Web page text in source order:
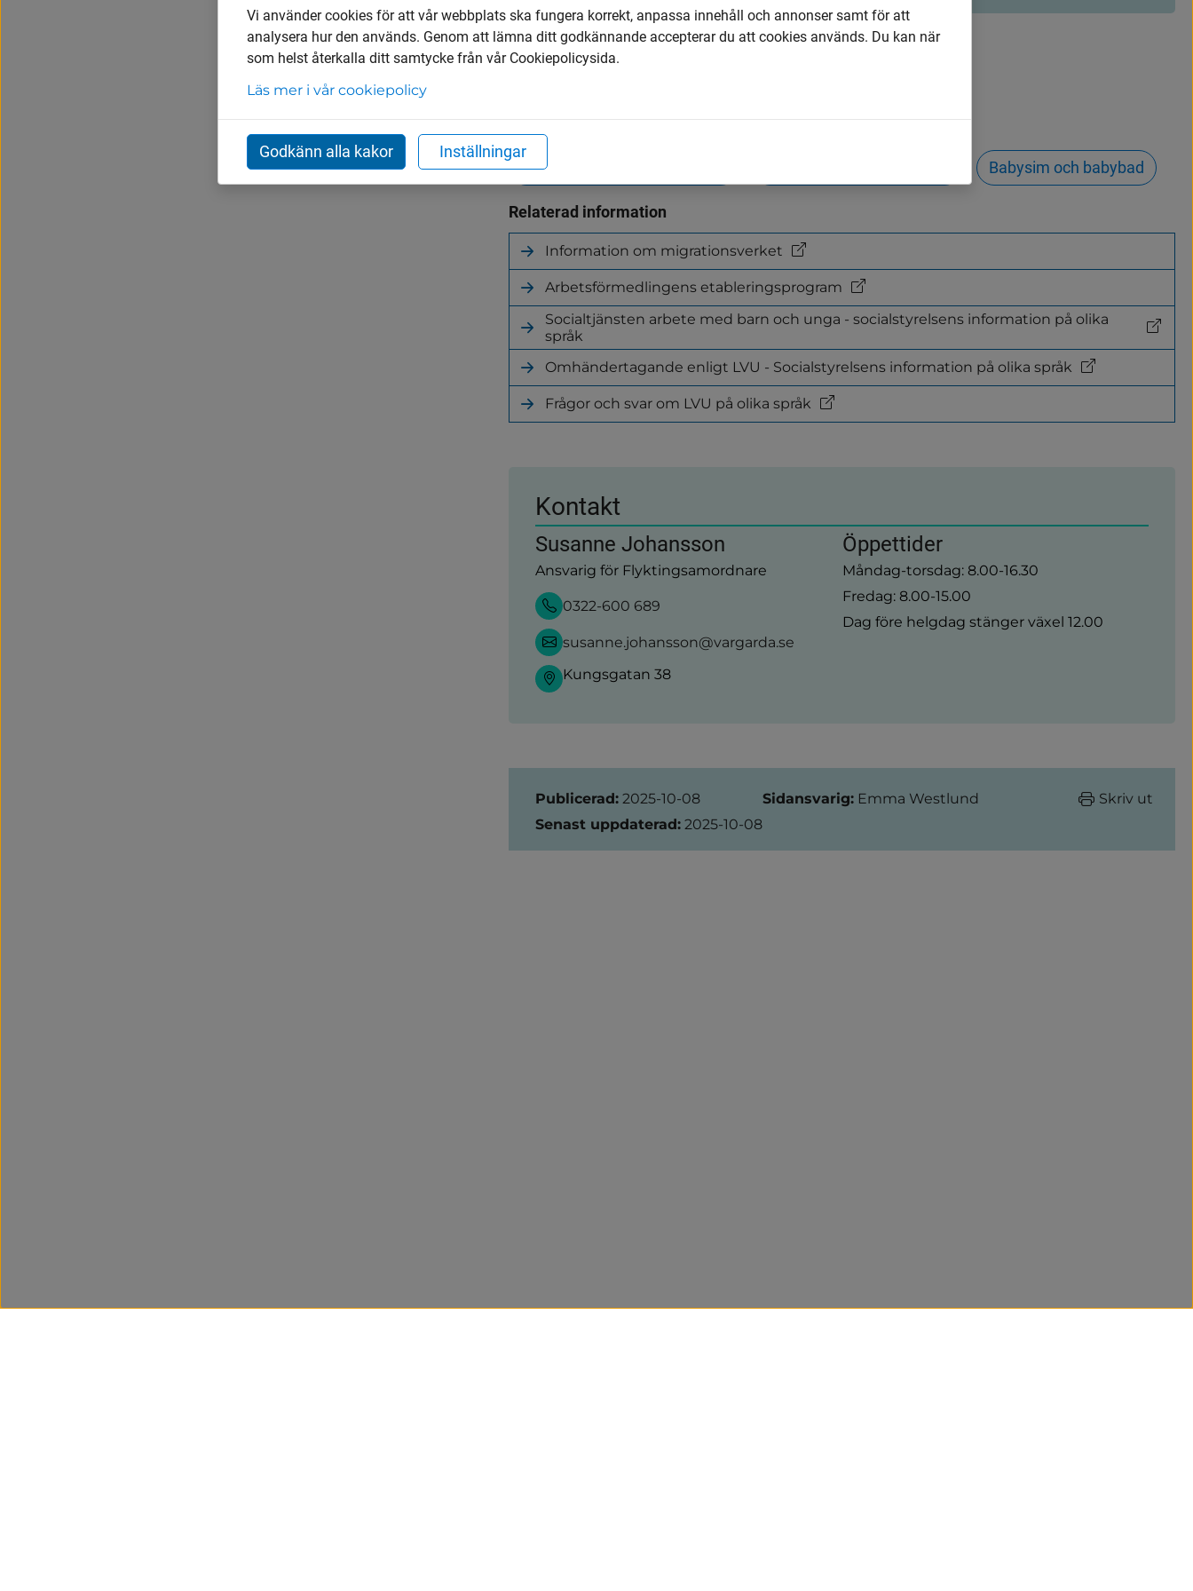
Upptäck mer
Evenemang Vattenkiosk Jobba hos oss
Öppettider på Tumbergs ÅVC Babysim och babybad
Relaterad information
Information om migrationsverket
(länk
till
annan
webbplats)
Arbetsförmedlingens etableringsprogram
(länk
till
annan
webbplats)
Socialtjänsten arbete med barn och unga - socialstyrelsens information på olika
språk
(länk
till
annan
webbplats)
Omhändertagande enligt LVU - Socialstyrelsens information på olika språk
(länk
till
annan
webbplats)
Frågor och svar om LVU på olika språk
(länk
till
Kontakt
Susanne Johansson
Ansvarig för Flyktingsamordnare
0322-600 689
susanne.johansson@vargarda.se
Kungsgatan 38
Öppettider
Måndag-torsdag: 8.00-16.30
Fredag: 8.00-15.00
Dag före helgdag stänger växel 12.00
Sidinformation
Publicerad: 2025-10-08
Senast uppdaterad: 2025-10-08
Sidansvarig: Emma Westlund Skriv ut
Vi använder cookies för att vår webbplats ska fungera korrekt, anpassa innehåll och annonser samt för att
analysera hur den används. Genom att lämna ditt godkännande accepterar du att cookies används. Du kan när
som helst återkalla ditt samtycke från vår Cookiepolicysida.
Läs mer i vår cookiepolicy
Godkänn alla kakor Inställningar